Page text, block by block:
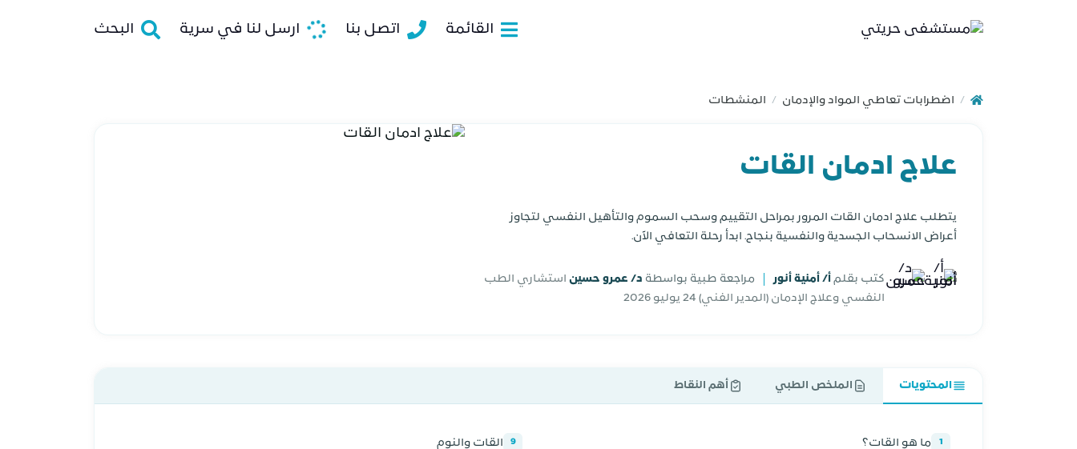
القائمة اتصل بنا ارسل لنا في سرية البحث
/ اضطرابات تعاطي المواد والإدمان / المنشطات
علاج ادمان القات
يتطلب علاج ادمان القات المرور بمراحل التقييم وسحب السموم والتأهيل النفسي لتجاوز
أعراض الانسحاب الجسدية والنفسية بنجاح. ابدأ رحلة التعافي الآن.
كتب بقلم أ/ أمنية أنور مراجعة طبية بواسطة د/ عمرو حسين
استشاري الطب
النفسي وعلاج الإدمان (المدير الفني) 24 يوليو 2026
المحتويات الملخص الطبي أهم النقاط
1 ما هو القات؟ 9 القات والنوم